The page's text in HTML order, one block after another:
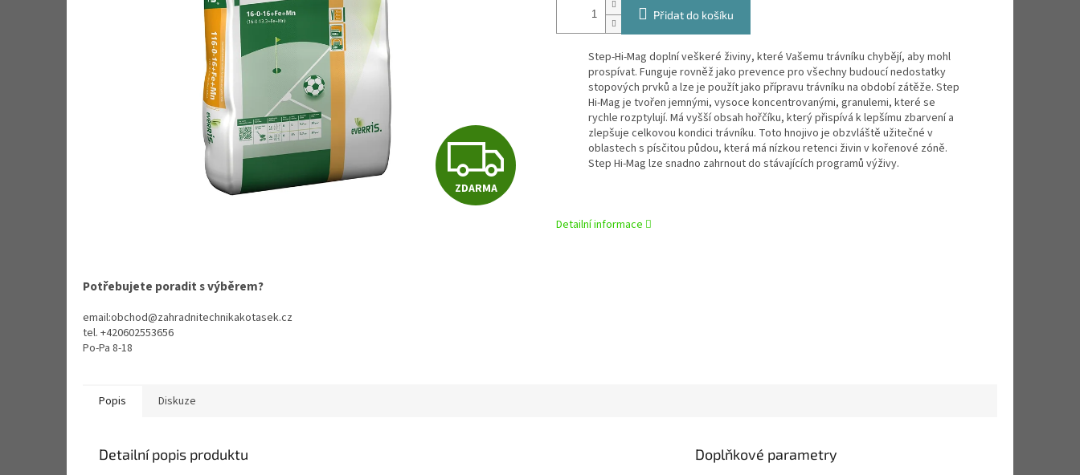
Z
D
ZDARMA
Přidat do košíku
Step-Hi-Mag doplní veškeré živiny, které Vašemu trávníku chybějí, aby mohl
prospívat. Funguje rovněž jako prevence pro všechny budoucí nedostatky
stopových prvků a lze je použít jako přípravu trávníku na období zátěže. Step
Hi-Mag je tvořen jemnými, vysoce koncentrovanými, granulemi, které se
rychle rozptylují. Má vyšší obsah hořčíku, který přispívá k lepšímu zbarvení a
zlepšuje celkovou kondici trávníku. Toto hnojivo je obzvláště užitečné v
oblastech s písčitou půdou, která má nízkou retenci živin v kořenové zóně.
Step Hi-Mag lze snadno zahrnout do stávajících programů výživy.
Detailní informace
Potřebujete poradit s výběrem?
email:obchod@zahradnitechnikakotasek.cz
tel. +420602553656
Po-Pa 8-18
Popis Diskuze
Detailní popis produktu Doplňkové parametry